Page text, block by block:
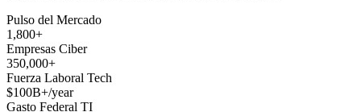
Pulso del Mercado
1,800+
Empresas Ciber
350,000+
Fuerza Laboral Tech
$100B+/year
Gasto Federal TI